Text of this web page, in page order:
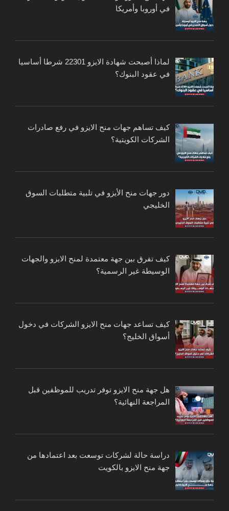
في أوروبا وأمريكا
لماذا أصبحت شهادة الايزو 22301 شرطا أساسيا
في عقود البنوك؟
كيف تساهم جهات منح الايزو في رفع صادرات
الشركات الكويتية؟
دور جهات منح الأيزو في تلبية متطلبات السوق
الخليجي
كيف تفرق بين جهة معتمدة لمنح الايزو والجهات
الوسيطة غير الرسمية؟
كيف تساعد جهات منح الايزو الشركات في دخول
أسواق الخليج؟
هل جهة منح الايزو توفر تدريب للموظفين قبل
المراجعة النهائية؟
دراسة حالة لشركات توسعت بعد اعتمادها من
جهة منح الايزو بالكويت